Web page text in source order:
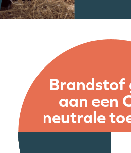
Brandstof
aan een
neutrale